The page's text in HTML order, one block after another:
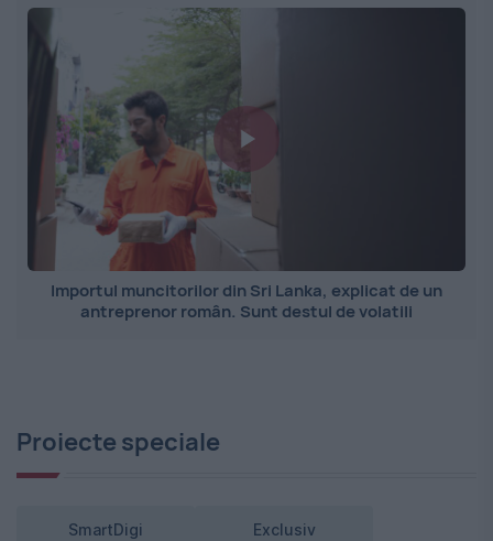
Importul muncitorilor din Sri Lanka, explicat de un
antreprenor român. Sunt destul de volatili
Proiecte speciale
SmartDigi Exclusiv